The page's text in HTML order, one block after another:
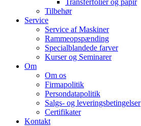
Transferfolier og papir
Tilbehør
Service
Service af Maskiner
Rammeopspænding
Specialblandede farver
Kurser og Seminarer
Om
Om os
Firmapolitik
Persondatapolitik
Salgs- og leveringsbetingelser
Certifikater
Kontakt